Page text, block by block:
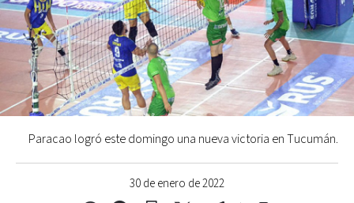
30 de enero de 2022
Paracao logró este domingo una nueva victoria en Tucumán.